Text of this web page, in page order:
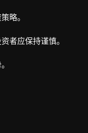
略。
者应保持谨慎。